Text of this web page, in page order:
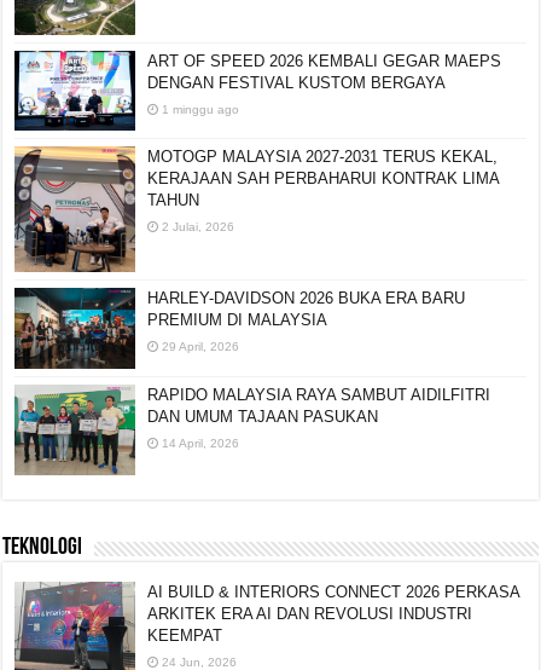
ART OF SPEED 2026 KEMBALI GEGAR MAEPS
DENGAN FESTIVAL KUSTOM BERGAYA
1 minggu ago
MOTOGP MALAYSIA 2027-2031 TERUS KEKAL,
KERAJAAN SAH PERBAHARUI KONTRAK LIMA
TAHUN
2 Julai, 2026
HARLEY-DAVIDSON 2026 BUKA ERA BARU
PREMIUM DI MALAYSIA
29 April, 2026
RAPIDO MALAYSIA RAYA SAMBUT AIDILFITRI
DAN UMUM TAJAAN PASUKAN
14 April, 2026
TEKNOLOGI
AI BUILD & INTERIORS CONNECT 2026 PERKASA
ARKITEK ERA AI DAN REVOLUSI INDUSTRI
KEEMPAT
24 Jun, 2026